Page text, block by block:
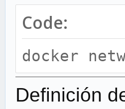
Code:
docker
Definición